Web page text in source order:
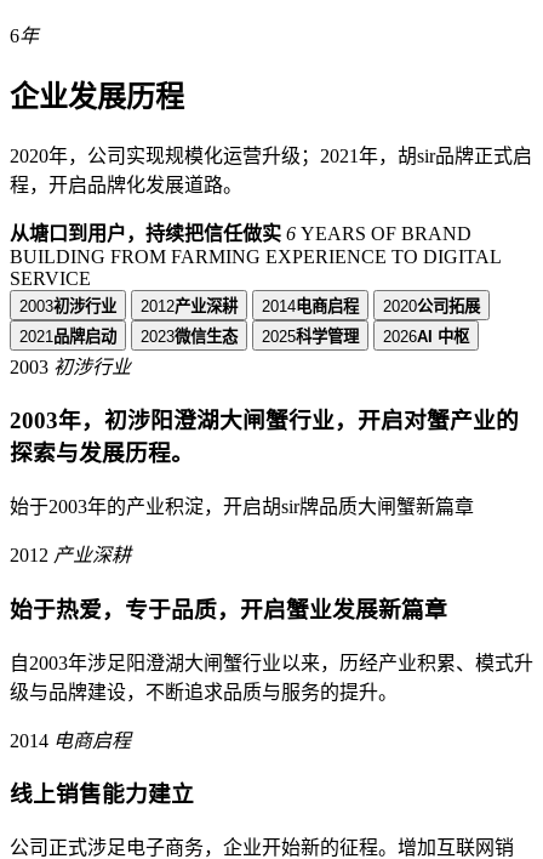
6年
企业发展历程
2020年，公司实现规模化运营升级；2021年，胡sir品牌正式启
程，开启品牌化发展道路。
从塘口到用户，持续把信任做实 6 YEARS OF BRAND
BUILDING FROM FARMING EXPERIENCE TO DIGITAL
SERVICE
2003初涉行业 2012产业深耕 2014电商启程 2020公司拓展
2021 品牌启动 2023微信生态 2025科学管理 2026AI 中枢
2003 初涉行业
2003年，初涉阳澄湖大闸蟹行业，开启对蟹产业的
探索与发展历程。
始于2003年的产业积淀，开启胡sir牌品质大闸蟹新篇章
2012 产业深耕
始于热爱，专于品质，开启蟹业发展新篇章
自2003年涉足阳澄湖大闸蟹行业以来，历经产业积累、模式升
级与品牌建设，不断追求品质与服务的提升。
2014 电商启程
线上销售能力建立
公司正式涉足电子商务，企业开始新的征程。增加互联网销